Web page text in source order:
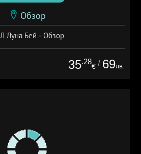
Обзор
Луна Бей - Обзор
35.28
€ / 69лв.